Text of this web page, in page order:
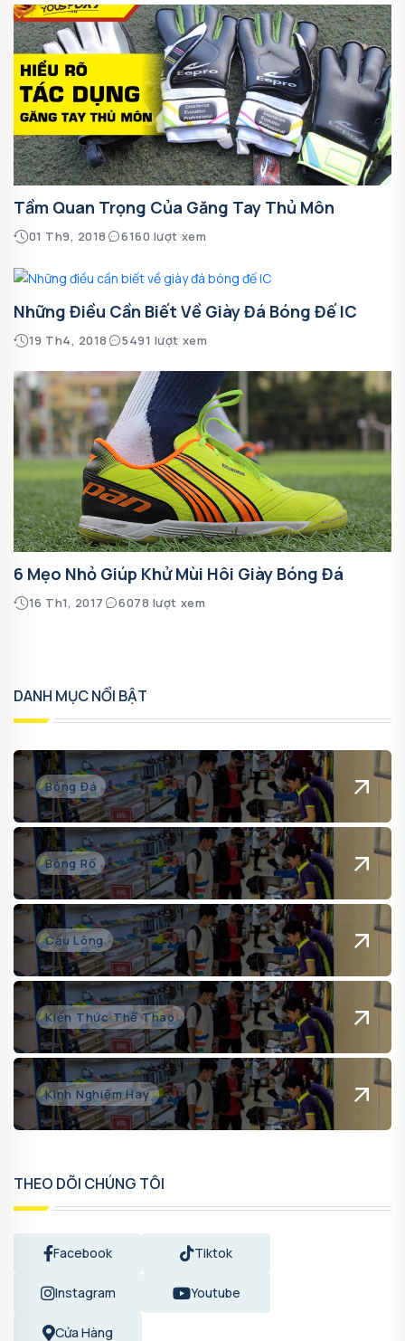
Tầm Quan Trọng Của Găng Tay Thủ Môn
01 Th9, 2018 6160 lượt xem
Những Điều Cần Biết Về Giày Đá Bóng Đế IC
19 Th4, 2018 5491 lượt xem
6 Mẹo Nhỏ Giúp Khử Mùi Hôi Giày Bóng Đá
16 Th1, 2017 6078 lượt xem
DANH MỤC NỔI BẬT
Bóng Đá
Bóng Rổ
Cầu Lông
Kiến Thức Thể Thao
Kinh Nghiệm Hay
THEO DÕI CHÚNG TÔI
Facebook Tiktok
Instagram Youtube
Cửa Hàng